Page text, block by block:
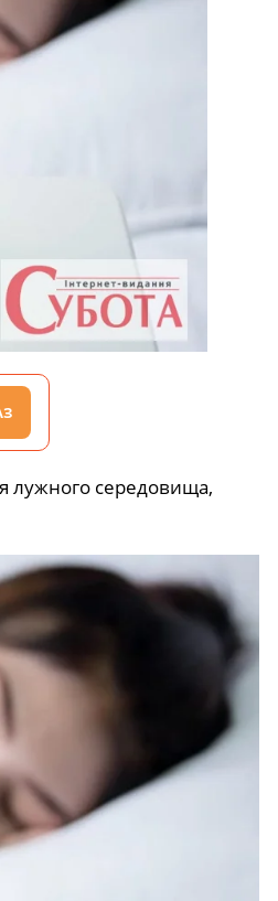
лужного середовища,